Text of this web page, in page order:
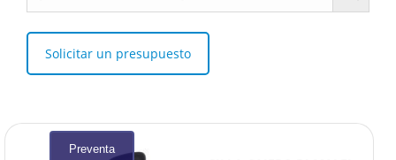
Solicitar un presupuesto
Preventa